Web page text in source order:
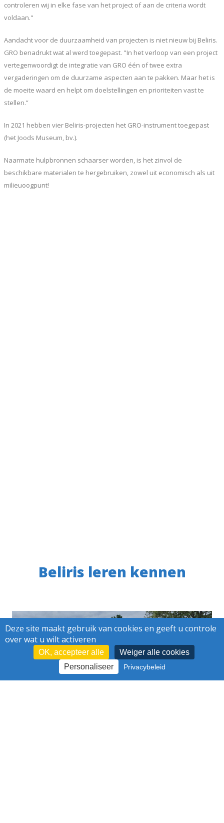
controleren wij in elke fase van het project of aan de criteria wordt
voldaan."
Aandacht voor de duurzaamheid van projecten is niet nieuw bij Beliris.
GRO benadrukt wat al werd toegepast. "In het verloop van een project
vertegenwoordigt de integratie van GRO één of twee extra
vergaderingen om de duurzame aspecten aan te pakken. Maar het is
de moeite waard en helpt om doelstellingen en prioriteiten vast te
stellen.”
In 2021 hebben vier Beliris-projecten het GRO-instrument toegepast
(het Joods Museum, bv.).
Naarmate hulpbronnen schaarser worden, is het zinvol de
beschikbare materialen te hergebruiken, zowel uit economisch als uit
milieuoogpunt!
Beliris leren kennen
Deze site maakt gebruik van cookies en geeft u controle
over wat u wilt activeren
OK, accepteer alle
Weiger alle cookies
Personaliseer
Privacybeleid